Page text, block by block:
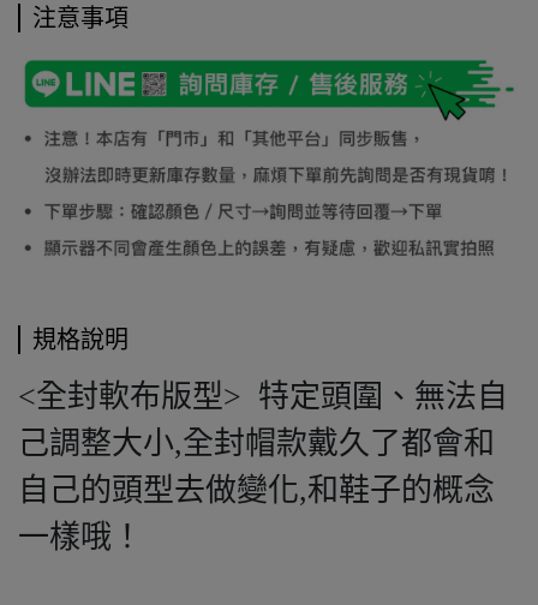
注意事項
規格說明
<全封軟布版型> 特定頭圍、無法自
己調整大小,全封帽款戴久了都會和
自己的頭型去做變化,和鞋子的概念
一樣哦！